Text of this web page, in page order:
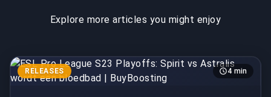
Explore more articles you might enjoy
RELEASES 4 min